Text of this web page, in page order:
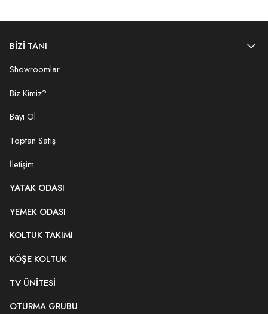
BİZİ TANI
Showroomlar
Biz Kimiz?
Bayi Ol
Toptan Satış
İletişim
YATAK ODASI
YEMEK ODASI
KOLTUK TAKIMI
KÖŞE KOLTUK
TV ÜNITESI
OTURMA GRUBU